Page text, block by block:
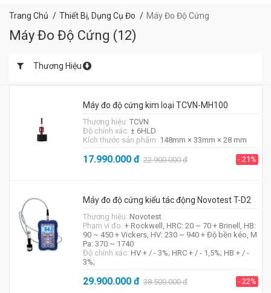
Trang Chủ Thiết Bị, Dụng Cụ Đo Máy Đo Độ Cứng
Máy Đo Độ Cứng (12)
Thương Hiệu
Máy đo độ cứng kim loại TCVN-MH100
Thương hiệu: TCVN
Độ chính xác: ± 6HLD
Kích thước sản phẩm: 148mm × 33mm × 28 mm
17.990.000đ 22.900.000đ - 21%
Máy đo độ cứng kiểu tác động Novotest T-D2
Thương hiệu: Novotest
Phạm vi đo: + Rockwell, HRC: 20 ~ 70 + Brinell, HB:
90 ~ 450 + Vickers, HV: 230 ~ 940 + Độ bền kéo, M
Pa: 370 ~ 1740
Độ chính xác: HV + / - 3%; HRC + / - 1,5%; HB + / -
3%;
29.900.000đ 38.500.000đ - 22%